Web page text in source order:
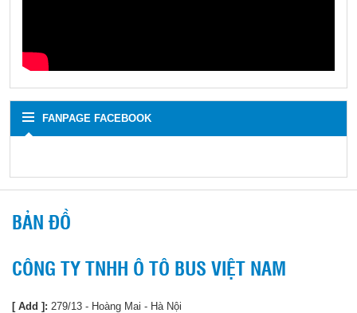
FANPAGE FACEBOOK
BẢN ĐỒ
CÔNG TY TNHH Ô TÔ BUS VIỆT NAM
[ Add ]: 279/13 - Hoàng Mai - Hà Nội